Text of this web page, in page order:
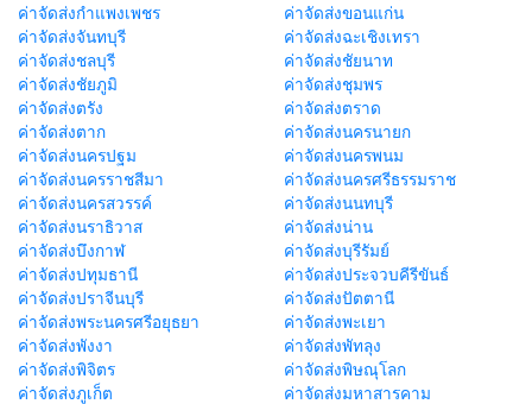
ค่าจัดส่งกำแพงเพชร
ค่าจัดส่งขอนแก่น
ค่าจัดส่งจันทบุรี
ค่าจัดส่งฉะเชิงเทรา
ค่าจัดส่งชลบุรี
ค่าจัดส่งชัยนาท
ค่าจัดส่งชัยภูมิ
ค่าจัดส่งชุมพร
ค่าจัดส่งตรัง
ค่าจัดส่งตราด
ค่าจัดส่งตาก
ค่าจัดส่งนครนายก
ค่าจัดส่งนครปฐม
ค่าจัดส่งนครพนม
ค่าจัดส่งนครราชสีมา
ค่าจัดส่งนครศรีธรรมราช
ค่าจัดส่งนครสวรรค์
ค่าจัดส่งนนทบุรี
ค่าจัดส่งนราธิวาส
ค่าจัดส่งน่าน
ค่าจัดส่งบึงกาฬ
ค่าจัดส่งบุรีรัมย์
ค่าจัดส่งปทุมธานี
ค่าจัดส่งประจวบคีรีขันธ์
ค่าจัดส่งปราจีนบุรี
ค่าจัดส่งปัตตานี
ค่าจัดส่งพระนครศรีอยุธยา
ค่าจัดส่งพะเยา
ค่าจัดส่งพังงา
ค่าจัดส่งพัทลุง
ค่าจัดส่งพิจิตร
ค่าจัดส่งพิษณุโลก
ค่าจัดส่งภูเก็ต
ค่าจัดส่งมหาสารคาม